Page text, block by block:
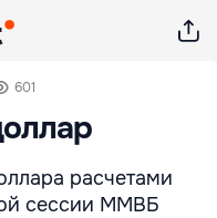
601
расчетами
сессии ММВБ